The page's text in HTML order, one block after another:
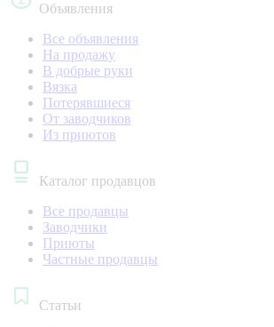
Объявления
Все объявления
На продажу
В добрые руки
Вязка
Потерявшиеся
От заводчиков
Из приютов
Каталог продавцов
Все продавцы
Заводчики
Приюты
Частные продавцы
Статьи